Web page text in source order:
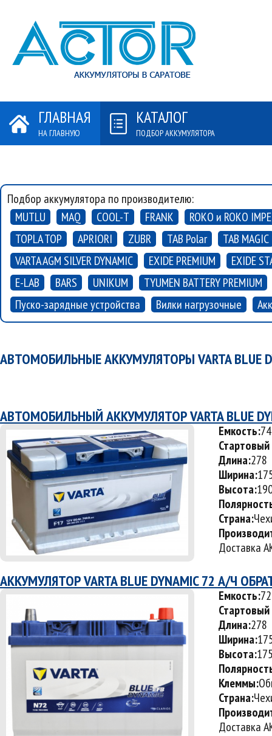
ГЛАВНАЯ
НА ГЛАВНУЮ
КАТАЛОГ
ПОДБОР АККУМУЛЯТОРА
Подбор аккумулятора по производителю:
MUTLU
MAQ COOL-T FRANK
ROKO и ROKO
TOPLA TOP
APRIORI ZUBR TAB Polar
TAB MAGIC
VARTA AGM SILVER DYNAMIC
EXIDE PREMIUM
EXIDE
E-LAB
BARS UNIKUM
TYUMEN BATTERY PREMIUM
Пуско-зарядные устройства
Вилки нагрузочные
АВТОМОБИЛЬНЫЕ АККУМУЛЯТОРЫ VARTA BLUE
АВТОМОБИЛЬНЫЙ АККУМУЛЯТОР VARTA BLUE
Емкость:74
Длина:278
Ширина:
Высота:
Страна:
Доставка
АККУМУЛЯТОР VARTA BLUE DYNAMIC 72 А/Ч
Емкость:72
Длина:278
Ширина:
Высота:
Клеммы:
Страна:
Доставка